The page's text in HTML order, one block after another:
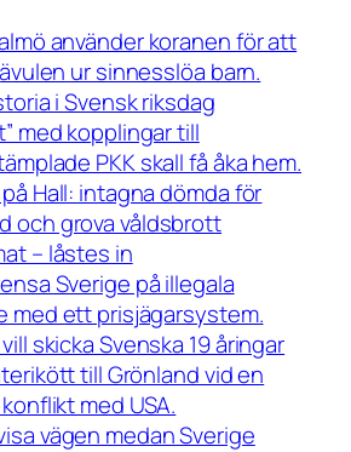
använder koranen för att
ur sinnesslöa barn.
i Svensk riksdag
med kopplingar till
PKK skall få åka hem.
Hall: intagna dömda för
och grova våldsbrott
– låstes in
Sverige på illegala
med ett prisjägarsystem.
skicka Svenska 19 åringar
till Grönland vid en
med USA.
vägen medan Sverige